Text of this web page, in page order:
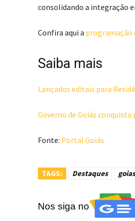
consolidando a integração
Confira aqui a
Saiba mais
Lançados editais para
Governo de Goiás
Fonte: Portal Goiás
TAGS: Destaques goias
Nos siga no